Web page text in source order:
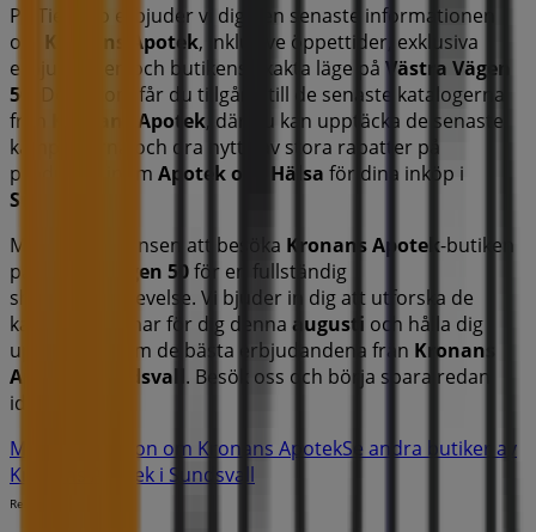
På Tiendeo erbjuder vi dig den senaste informationen
om Kronans Apotek, inklusive öppettider, exklusiva
erbjudanden och butikens exakta läge på Västra Vägen
50
. Dessutom får du tillgång till de senaste katalogerna
från
Kronans Apotek, där du kan upptäcka de senaste
kampanjerna och dra nytta av stora rabatter på
produkter inom Apotek och Hälsa för dina inköp i
Sundsvall
Missa inte chansen att besöka Kronans Apotek-butiken
på
Västra Vägen 50för en fullständig
shoppingupplevelse. Vi bjuder in dig att utforska de
kampanjer vi har för dig denna augusti och hålla dig
uppdaterad om de bästa erbjudandena från Kronans
Apotek
Sundsvall . Besök oss och börja spara redan
idag!
Mer information om Kronans ApotekSe andra butiker av
Kronans Apotek i Sundsvall
Reklam